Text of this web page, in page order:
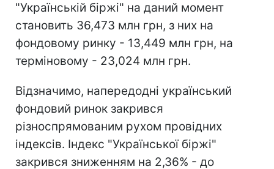
"Українській біржі" на даний момент
становить 36,473 млн грн, з них на
фондовому ринку - 13,449 млн грн, на
терміновому - 23,024 млн грн.
Відзначимо, напередодні український
фондовий ринок закрився
різноспрямованим рухом провідних
індексів. Індекс "Української біржі"
закрився зниженням на 2,36% - до